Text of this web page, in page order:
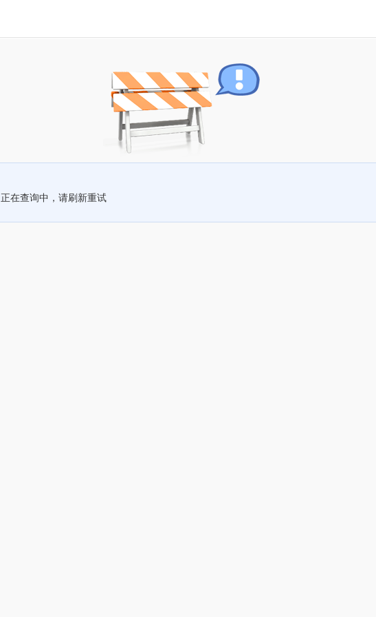
正在查询中，请刷新重试